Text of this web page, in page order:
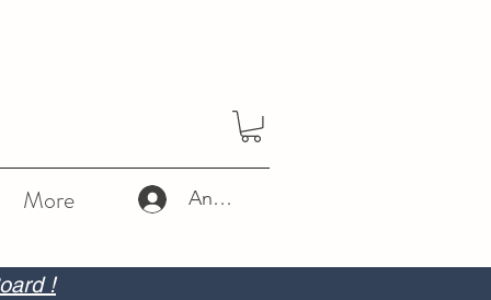
More Anmelden
!